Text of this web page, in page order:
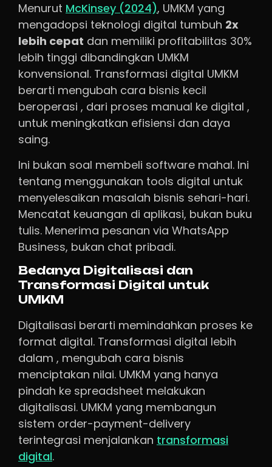
Menurut McKinsey (2024), UMKM yang
mengadopsi teknologi digital tumbuh 2x
lebih cepat dan memiliki profitabilitas 30%
lebih tinggi dibandingkan UMKM
konvensional. Transformasi digital UMKM
berarti mengubah cara bisnis kecil
beroperasi , dari proses manual ke digital ,
untuk meningkatkan efisiensi dan daya
saing.
Ini bukan soal membeli software mahal. Ini
tentang menggunakan tools digital untuk
menyelesaikan masalah bisnis sehari-hari.
Mencatat keuangan di aplikasi, bukan buku
tulis. Menerima pesanan via WhatsApp
Business, bukan chat pribadi.
Bedanya Digitalisasi dan
Transformasi Digital untuk
UMKM
Digitalisasi berarti memindahkan proses ke
format digital. Transformasi digital lebih
dalam , mengubah cara bisnis
menciptakan nilai. UMKM yang hanya
pindah ke spreadsheet melakukan
digitalisasi. UMKM yang membangun
sistem order-payment-delivery
terintegrasi menjalankan transformasi
digital.